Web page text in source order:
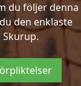
du följer denna
den enklaste